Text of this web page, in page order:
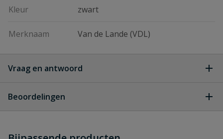
Kleur zwart
Merknaam Van de Lande (VDL)
Vraag en antwoord
Beoordelingen